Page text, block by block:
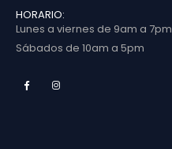
HORARIO:
Lunes a viernes de 9am a 7pm
Sábados de 10am a 5pm